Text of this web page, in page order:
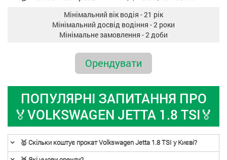
Мінімальний вік водія - 21 рік
Мінімальний досвід водіння - 2 роки
Мінімальне замовлення - 2 доби
Oрендувати
ПОПУЛЯРНI ЗАПИТАННЯ ПРО
🏅VOLKSWAGEN JETTA 1.8 TSI🏅
🥇 Скільки коштує прокат Volkswagen Jetta 1.8 TSI у Києві?